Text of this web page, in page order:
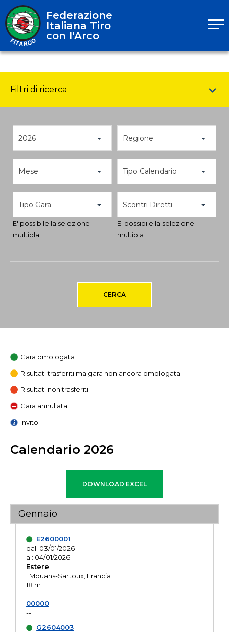
Federazione
Italiana Tiro
con l'Arco
Filtri di ricerca
2026 Regione
Mese Tipo Calendario
Tipo Gara
E' possibile la selezione
multipla
Scontri Diretti
E' possibile la selezione
multipla
CERCA
Gara omologata
Risultati trasferiti ma gara non ancora omologata
Risultati non trasferiti
Gara annullata
Invito
Calendario 2026
Gennaio
E2600001
dal: 03/01/2026
al: 04/01/2026
Estere
: Mouans-Sartoux, Francia
18 m
--
00000-
--
G2604003